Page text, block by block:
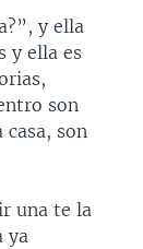
y ella
y ella es
son
son
una te la
ya